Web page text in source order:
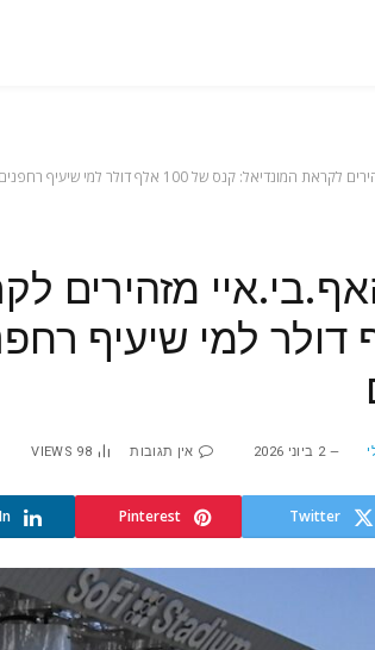
של 100 אלף דולר למי שיעיף רחפנים בקירבת האיצטדיונים
מזהירים
אלף דולר למי שיעיף
2 ביוני 2026 אין תגובות 98
VIEWS
Twitter
Pinterest